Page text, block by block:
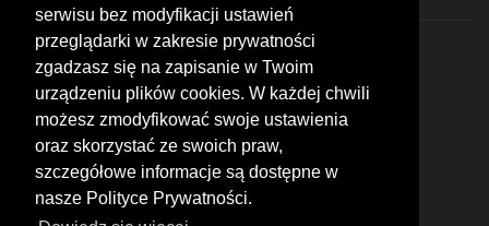
serwisu bez modyfikacji ustawień
przeglądarki w zakresie prywatności
zgadzasz się na zapisanie w Twoim
urządzeniu plików cookies. W każdej chwili
możesz zmodyfikować swoje ustawienia
oraz skorzystać ze swoich praw,
szczegółowe informacje są dostępne w
nasze Polityce Prywatności.
© 2026 by MotoWhizzer.com
All rights reserved.
KONTAKT
ul. Chopina 16, I piętro